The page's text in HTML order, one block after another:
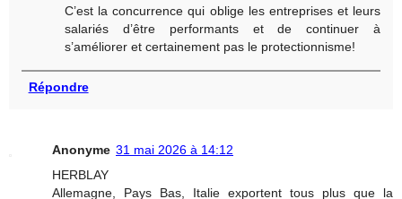
C’est la concurrence qui oblige les entreprises et leurs
salariés d’être performants et de continuer à
s’améliorer et certainement pas le protectionnisme!
Répondre
Anonyme 31 mai 2026 à 14:12
HERBLAY
Allemagne, Pays Bas, Italie exportent tous plus que la